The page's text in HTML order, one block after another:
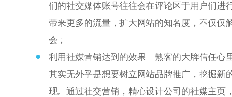
们的社交媒体账号往往会在评论区于用户们进
带来更多的流量，扩大网站的知名度，不仅仅
会；
利用社媒营销达到的效果—熟客的大牌信任心
其实无外乎是想要树立网站品牌推广，挖掘新
现。通过社交营销，精心设计公司的社媒主页